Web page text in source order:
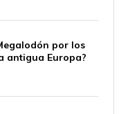
por los
antigua Europa?